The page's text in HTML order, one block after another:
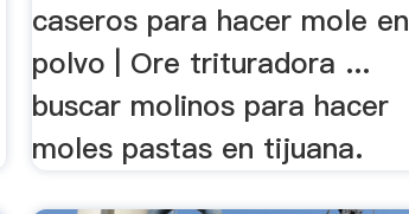
caseros para hacer mole en
polvo | Ore trituradora ...
buscar molinos para hacer
moles pastas en tijuana.